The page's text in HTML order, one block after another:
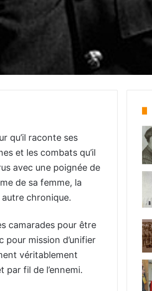
qu’il raconte ses
et les combats qu’il
avec une poignée de
de sa femme, la
chronique.
camarades pour être
mission d’unifier
véritablement
fil de l’ennemi.